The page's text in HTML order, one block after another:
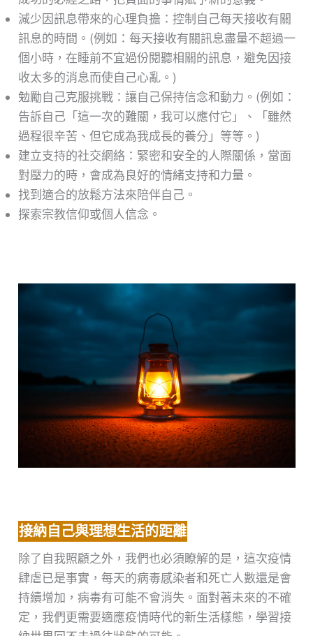
減少因訊息帶來的心理負擔：控制自己每天接收有關
訊息的時間。(例如：每天接收有關訊息盡量不超過一
個小時，在睡前不宜過份閱聽相關的訊息，避免因接
收太多的消息而使自己心亂。)
勉勵自己克服挑戰：讓自己保持信念和動力。(例如：
告訴自己「這一次的難關，我可以應付它」、「雖然
過程很辛苦、但它成為我成長的養分」等等。)
建立支持的社交網絡：緊密和安全的人際關係，當面
對壓力的時，會成為良好的情緒支持和力量。
找到適合的放鬆方法來陪伴自己。
探索宗教信仰或個人信念。
接納自己與理想生活的距離
除了自我照顧之外，我們也必須瞭解的是，這次疫情
肆虐已是事實，每天的病毒感染者和死亡人數還是會
持續增加，病毒有可能不會消失。面對著未來的不確
定，我們更需要適應疫情時代的新生活樣態，學習接